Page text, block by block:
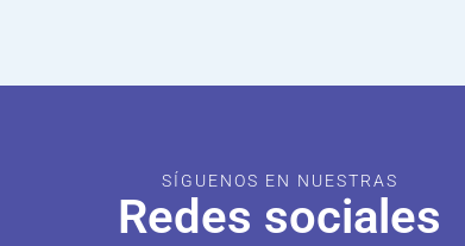
SÍGUENOS EN NUESTRAS
Redes sociales